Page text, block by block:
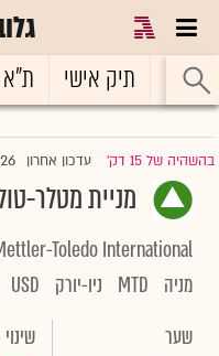
ראשי תיק אישי ת"א
בהשהיה של 15 דק' |עדכון אחרון
מניית מטלר-
Toledo International
מניה
MTD ניו-יורק USD
שער
שינוי